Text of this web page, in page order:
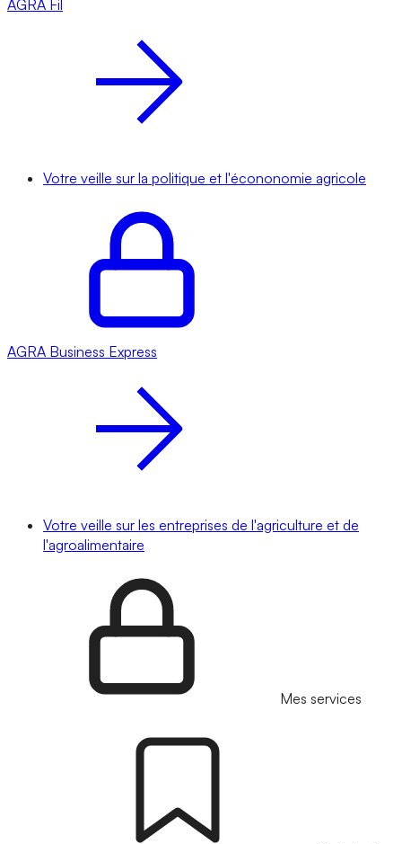
AGRA Fil
Votre veille sur la politique et l'écononomie agricole
AGRA Business Express
Votre veille sur les entreprises de l'agriculture et de
l'agroalimentaire
Mes services